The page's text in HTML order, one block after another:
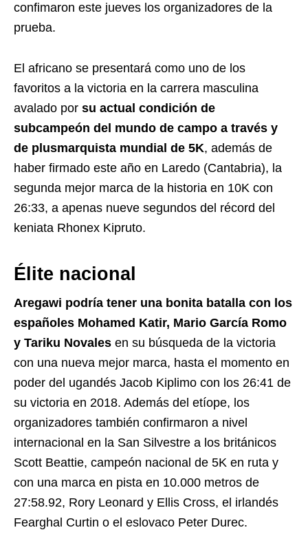
confimaron este jueves los organizadores de la
prueba.
El africano se presentará como uno de los
favoritos a la victoria en la carrera masculina
avalado por su actual condición de
subcampeón del mundo de campo a través y
de plusmarquista mundial de 5K, además de
haber firmado este año en Laredo (Cantabria), la
segunda mejor marca de la historia en 10K con
26:33, a apenas nueve segundos del récord del
keniata Rhonex Kipruto.
Élite nacional
Aregawi podría tener una bonita batalla con los
españoles Mohamed Katir, Mario García Romo
y Tariku Novales en su búsqueda de la victoria
con una nueva mejor marca, hasta el momento en
poder del ugandés Jacob Kiplimo con los 26:41 de
su victoria en 2018. Además del etíope, los
organizadores también confirmaron a nivel
internacional en la San Silvestre a los británicos
Scott Beattie, campeón nacional de 5K en ruta y
con una marca en pista en 10.000 metros de
27:58.92, Rory Leonard y Ellis Cross, el irlandés
Fearghal Curtin o el eslovaco Peter Durec.